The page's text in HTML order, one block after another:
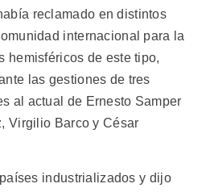
reclamado en distintos
internacional para la
hemisféricos de este tipo,
las gestiones de tres
al actual de Ernesto Samper
Virgilio Barco y César
industrializados y dijo